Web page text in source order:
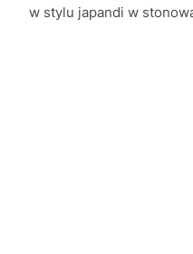
w stylu japandi w